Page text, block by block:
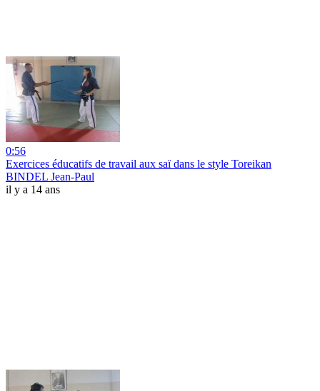
0:56
Exercices éducatifs de travail aux saï dans le style Toreikan
BINDEL Jean-Paul
il y a 14 ans